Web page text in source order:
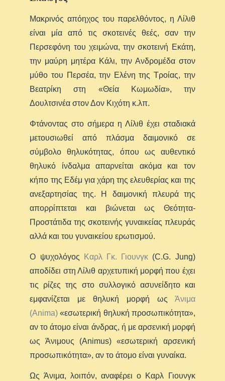
Μακρινός απόηχος του παρελθόντος, η Λίλιθ
είναι μία από τις σκοτεινές θεές, σαν την
Περσεφόνη του χειμώνα, την σκοτεινή Εκάτη,
την μαύρη μητέρα Κάλι, την Ανδρομέδα στον
μύθο του Περσέα, την Ελένη της Τροίας, την
Βεατρίκη στη «Θεία Κωμωδία», την
Δουλτσινέα στον Δον Κιχότη κ.λπ.
Φτάνοντας στο σήμερα η Λίλιθ έχει σταδιακά
μετουσιωθεί από πλάσμα δαιμονικό σε
σύμβολο θηλυκότητας, όπου ως αυθεντικό
θηλυκό ίνδαλμα απαρνείται ακόμα και τον
κήπο της Εδέμ για χάρη της ελευθερίας και της
ανεξαρτησίας της. Η δαιμονική πλευρά της
απορρίπτεται και βιώνεται ως Θεότητα-
Προστάτιδα της σκοτεινής γυναικείας πλευράς
αλλά και του γυναικείου ερωτισμού.
Ο ψυχολόγος Καρλ Γκ. Γιουνγκ (C.G. Jung)
αποδίδει στη Λίλιθ αρχετυπική μορφή που έχει
τις ρίζες της στο συλλογικό ασυνείδητο και
εμφανίζεται με θηλυκή μορφή ως Άνιμα
(Anima) «εσωτερική θηλυκή προσωπικότητα»,
αν το άτομο είναι άνδρας, ή με αρσενική μορφή
ως Άνιμους (Animus) «εσωτερική αρσενική
προσωπικότητα», αν το άτομο είναι γυναίκα.
Ως Άνιμα, λοιπόν, αναφέρει ο Καρλ Γιουνγκ